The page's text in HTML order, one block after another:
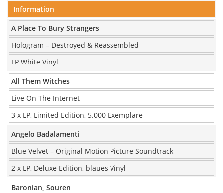
Information
A Place To Bury Strangers
Hologram – Destroyed & Reassembled
LP White Vinyl
All Them Witches
Live On The Internet
3 x LP, Limited Edition, 5.000 Exemplare
Angelo Badalamenti
Blue Velvet – Original Motion Picture Soundtrack
2 x LP, Deluxe Edition, blaues Vinyl
Baronian, Souren